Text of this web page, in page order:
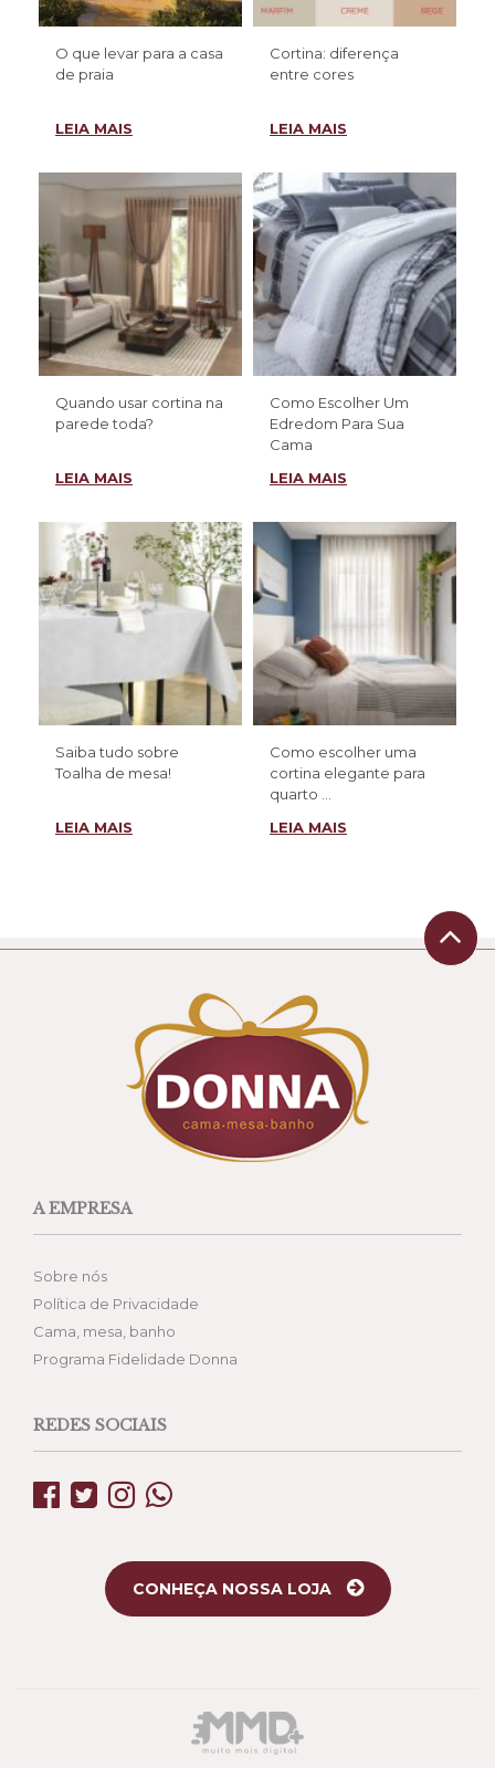
O que levar para a casa
de praia
LEIA MAIS
Cortina: diferença
entre cores
LEIA MAIS
Quando usar cortina na
parede toda?
LEIA MAIS
Como Escolher Um
Edredom Para Sua
Cama
LEIA MAIS
Saiba tudo sobre
Toalha de mesa!
LEIA MAIS
Como escolher uma
cortina elegante para
quarto ...
LEIA MAIS
A EMPRESA
Sobre nós
Política de Privacidade
Cama, mesa, banho
Programa Fidelidade Donna
REDES SOCIAIS
CONHEÇA NOSSA LOJA